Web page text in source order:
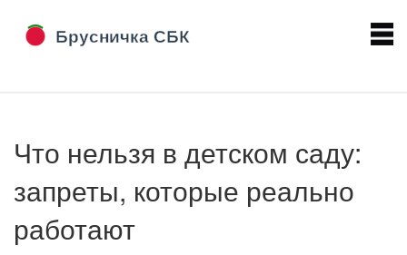
Что нельзя в детском саду:
запреты, которые реально
работают